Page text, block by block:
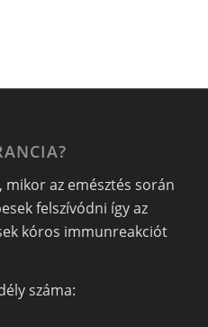
az emésztés során
felszívódni így az
kóros immunreakciót
száma: